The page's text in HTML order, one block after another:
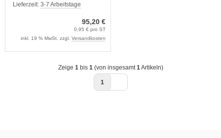
mit Zuspritzmöglichkeit
Lieferzeit: 3-7 Arbeitstage
95,20 €
0,95 € pro ST
inkl. 19 % MwSt. zzgl. Versandkosten
Zeige 1 bis 1 (von insgesamt 1 Artikeln)
1